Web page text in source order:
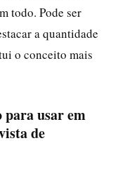
todo. Pode ser
a quantidade
o conceito mais
usar em
de